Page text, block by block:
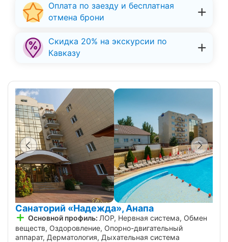
Оплата по заезду и бесплатная
отмена брони
Скидка 20% на экскурсии по
Кавказу
Санаторий «Надежда», Анапа
Основной профиль: ЛОР, Нервная система, Обмен
веществ, Оздоровление, Опорно-двигательный
аппарат, Дерматология, Дыхательная система